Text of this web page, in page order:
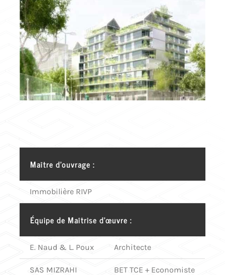
Maître d’ouvrage :
Immobilière RIVP
Équipe de Maîtrise d’œuvre :
E. Naud & L. Poux Architecte
SAS MIZRAHI BET TCE + Economiste